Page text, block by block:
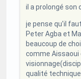
il a prolongé son
je pense qu'il
Peter Agba et
beaucoup de
comme Aissaoui
qualité